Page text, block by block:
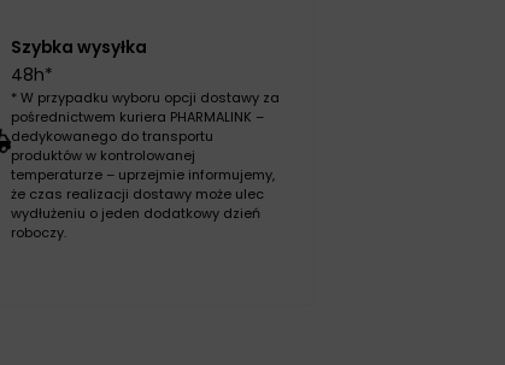
Szybka wysyłka
48h*
* W przypadku wyboru opcji dostawy za
pośrednictwem kuriera PHARMALINK –
dedykowanego do transportu
produktów w kontrolowanej
temperaturze – uprzejmie informujemy,
że czas realizacji dostawy może ulec
wydłużeniu o jeden dodatkowy dzień
roboczy.